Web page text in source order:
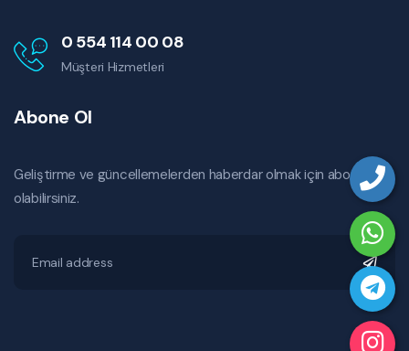
0 554 114 00 08
Müşteri Hizmetleri
Abone Ol
Geliştirme ve güncellemelerden haberdar olmak için abone
olabilirsiniz.